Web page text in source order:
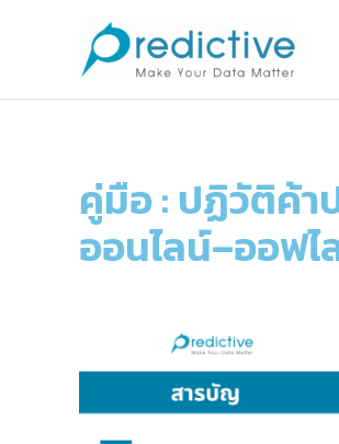
คู่มือ : ปฏิวัติค้า
ออนไลน์–ออฟไ